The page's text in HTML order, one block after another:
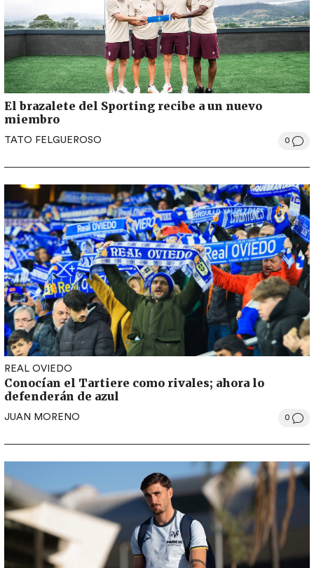
El brazalete del Sporting recibe a un nuevo
miembro
TATO FELGUEROSO 0
REAL OVIEDO
Conocían el Tartiere como rivales; ahora lo
defenderán de azul
JUAN MORENO 0